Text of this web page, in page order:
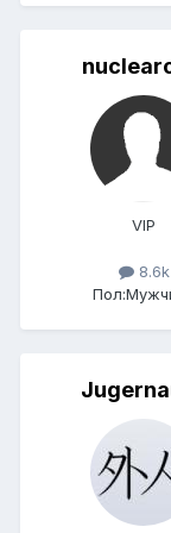
VIP
8.6k
Пол: